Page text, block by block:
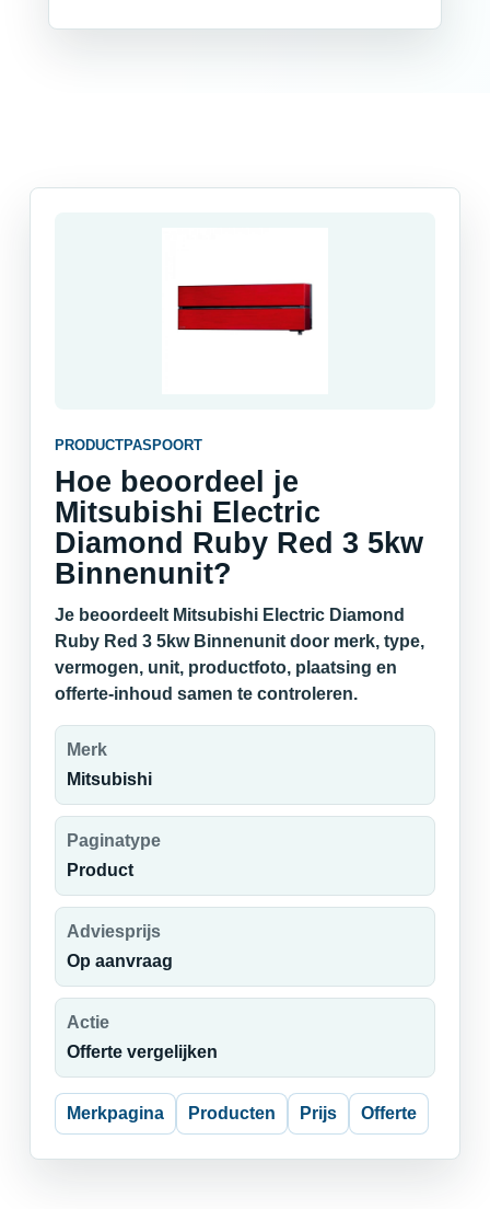
PRODUCTPASPOORT
Hoe beoordeel je
Mitsubishi Electric
Diamond Ruby Red 3 5kw
Binnenunit?
Je beoordeelt Mitsubishi Electric Diamond
Ruby Red 3 5kw Binnenunit door merk, type,
vermogen, unit, productfoto, plaatsing en
offerte-inhoud samen te controleren.
Merk
Mitsubishi
Paginatype
Product
Adviesprijs
Op aanvraag
Actie
Offerte vergelijken
Merkpagina Producten Prijs Offerte